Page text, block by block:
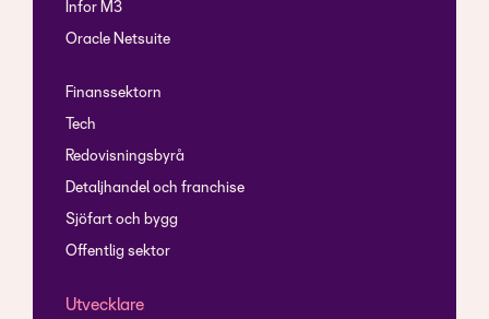
Infor M3
Oracle Netsuite
Finanssektorn
Tech
Redovisningsbyrå
Detaljhandel och franchise
Sjöfart och bygg
Offentlig sektor
Utvecklare